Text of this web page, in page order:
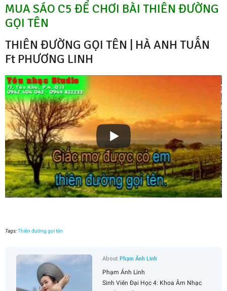
MUA SÁO C5 ĐỂ CHƠI BÀI THIÊN ĐƯỜNG
GỌI TÊN
THIÊN ĐƯỜNG GỌI TÊN | HÀ ANH TUẤN
Ft PHƯƠNG LINH
Tags:Thiên đường gọi tên
AboutPhạm Ánh Linh
Phạm Ánh Linh
Sinh Viên Đại Học 4: Khoa Âm Nhạc